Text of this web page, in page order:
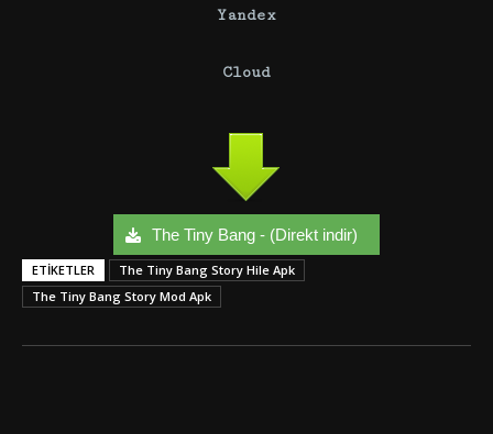
Yandex
Cloud
The Tiny Bang - (Direkt indir)
ETIKETLER
The Tiny Bang Story Hile Apk
The Tiny Bang Story Mod Apk